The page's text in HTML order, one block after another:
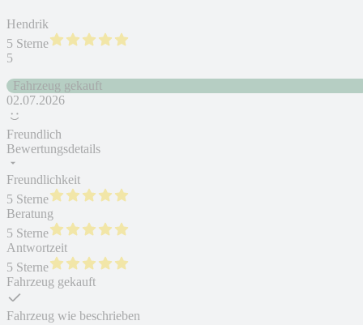
Hendrik
5 Sterne
5
Fahrzeug gekauft
02.07.2026
Freundlich
Bewertungsdetails
Freundlichkeit
5 Sterne
Beratung
5 Sterne
Antwortzeit
5 Sterne
Fahrzeug gekauft
Fahrzeug wie beschrieben